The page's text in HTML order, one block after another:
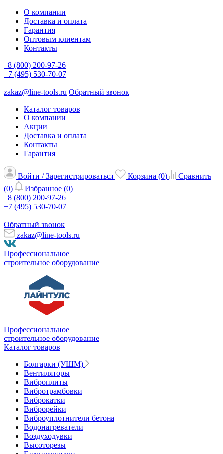
О компании
Доставка и оплата
Гарантия
Оптовым клиентам
Контакты
8 (800) 200-97-26
+7 (495) 530-70-07
zakaz@line-tools.ru Обратный звонок
Каталог товаров
О компании
Акции
Доставка и оплата
Контакты
Гарантия
Войти / Зарегистрироваться Корзина (0)
Сравнить
(0) Избранное (0)
8 (800) 200-97-26
+7 (495) 530-70-07
Обратный звонок
zakaz@line-tools.ru
Профессиональное
строительное оборудование
Профессиональное
строительное оборудование
Каталог товаров
Болгарки (УШМ)
Вентиляторы
Виброплиты
Вибротрамбовки
Виброкатки
Виброрейки
Виброуплотнители бетона
Водонагреватели
Воздуходувки
Высоторезы